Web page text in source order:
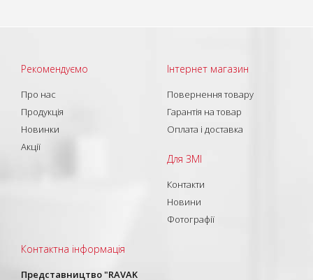
Рекомендуємо
Про нас
Продукція
Новинки
Акції
Інтернет магазин
Повернення товару
Гарантія на товар
Оплата і доставка
Для ЗМІ
Контакти
Новини
Фотографії
Контактна інформація
Представництво "RAVAK